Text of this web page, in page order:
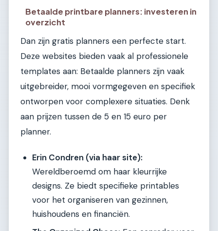
Betaalde printbare planners: investeren in
overzicht
Dan zijn gratis planners een perfecte start.
Deze websites bieden vaak al professionele
templates aan: Betaalde planners zijn vaak
uitgebreider, mooi vormgegeven en specifiek
ontworpen voor complexere situaties. Denk
aan prijzen tussen de 5 en 15 euro per
planner.
Erin Condren (via haar site):
Wereldberoemd om haar kleurrijke
designs. Ze biedt specifieke printables
voor het organiseren van gezinnen,
huishoudens en financiën.